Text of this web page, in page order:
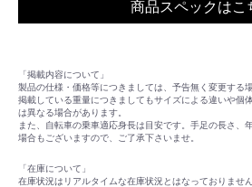
商品スペックはこ
「掲載内容について」
製品の仕様・価格等につきましては、予告無く変更する
掲載している重量につきましてもサイズによる違いや個
は異なる場合があります。
また、自転車の乗車適応身長は目安です。手足の長さ、
場合もございますので、ご了承下さいませ。
「在庫について」
在庫状況はリアルタイムな在庫状況とはなっておりませ